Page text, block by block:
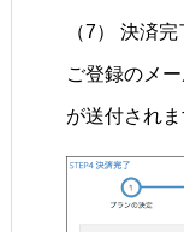
（7） 決済
ご登録のメ
が送付され